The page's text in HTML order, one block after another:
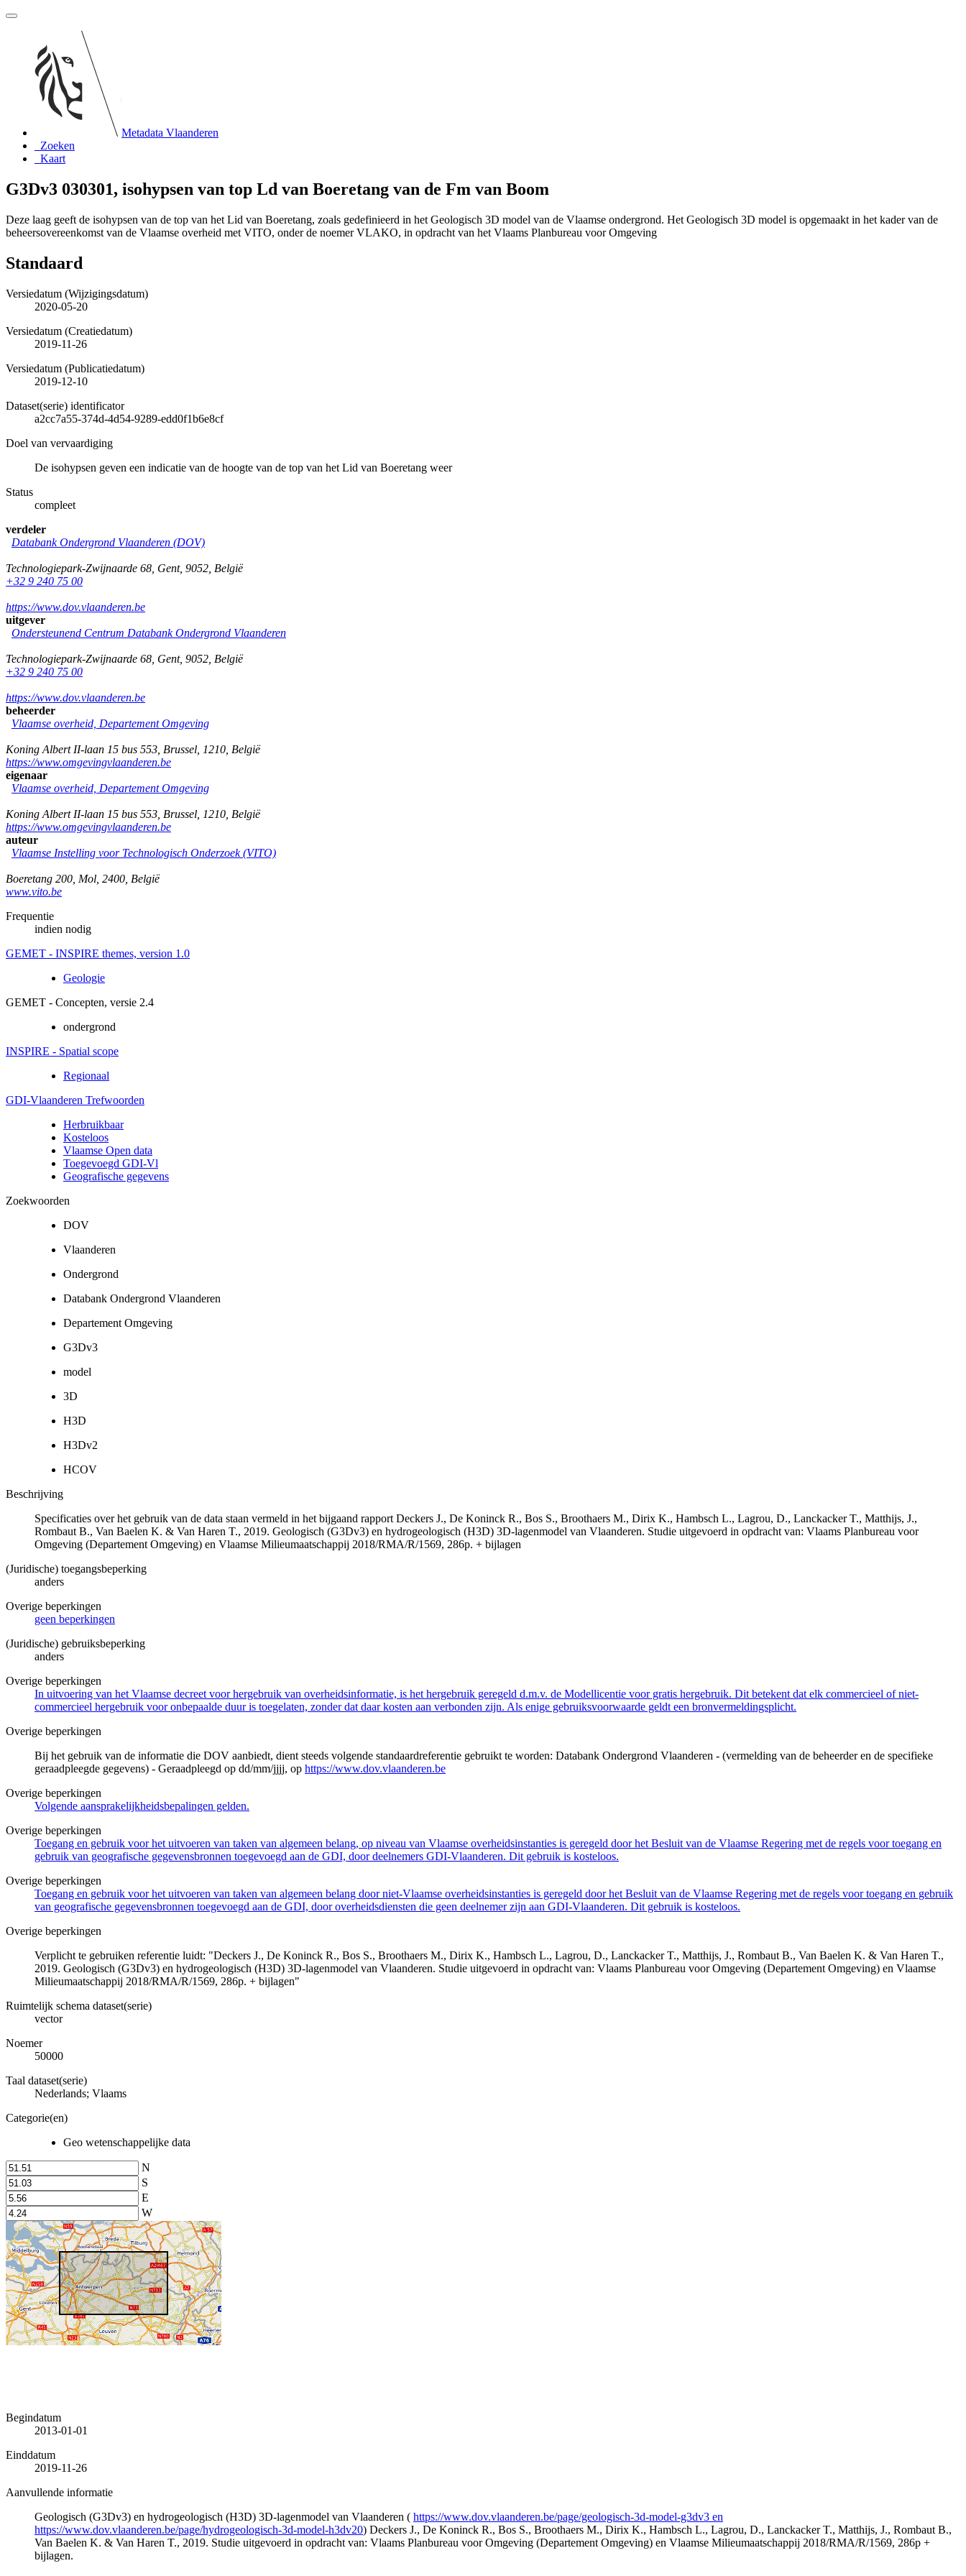
Metadata Vlaanderen
Zoeken
Kaart
G3Dv3 030301, isohypsen van top Ld van Boeretang van de Fm van Boom
Deze laag geeft de isohypsen van de top van het Lid van Boeretang, zoals gedefinieerd in het Geologisch 3D model van de Vlaamse ondergrond. Het Geologisch 3D model is opgemaakt in het kader van de
beheersovereenkomst van de Vlaamse overheid met VITO, onder de noemer VLAKO, in opdracht van het Vlaams Planbureau voor Omgeving
Standaard
Versiedatum (Wijzigingsdatum)
2020-05-20
Versiedatum (Creatiedatum)
2019-11-26
Versiedatum (Publicatiedatum)
2019-12-10
Dataset(serie) identificator
a2cc7a55-374d-4d54-9289-edd0f1b6e8cf
Doel van vervaardiging
De isohypsen geven een indicatie van de hoogte van de top van het Lid van Boeretang weer
Status
compleet
verdeler
Databank Ondergrond Vlaanderen (DOV)
Technologiepark-Zwijnaarde 68 Gent, 9052 België
+32 9 240 75 00
https://www.dov.vlaanderen.be
uitgever
Ondersteunend Centrum Databank Ondergrond Vlaanderen
Technologiepark-Zwijnaarde 68 Gent, 9052 België
+32 9 240 75 00
https://www.dov.vlaanderen.be
beheerder
Vlaamse overheid, Departement Omgeving
Koning Albert II-laan 15 bus 553 Brussel 1210 België
https://www.omgevingvlaanderen.be
eigenaar
Vlaamse overheid, Departement Omgeving
Koning Albert II-laan 15 bus 553 Brussel 1210 België
https://www.omgevingvlaanderen.be
auteur
Vlaamse Instelling voor Technologisch Onderzoek (VITO)
Boeretang 200 Mol 2400 België
www.vito.be
Frequentie
indien nodig
GEMET - INSPIRE themes, version 1.0
Geologie
GEMET - Concepten, versie 2.4
ondergrond
INSPIRE - Spatial scope
Regionaal
GDI-Vlaanderen Trefwoorden
Herbruikbaar
Kosteloos
Vlaamse Open data
Toegevoegd GDI-Vl
Geografische gegevens
Zoekwoorden
DOV
Vlaanderen
Ondergrond
Databank Ondergrond Vlaanderen
Departement Omgeving
G3Dv3
model
3D
H3D
H3Dv2
HCOV
Beschrijving
Specificaties over het gebruik van de data staan vermeld in het bijgaand rapport Deckers J., De Koninck R., Bos S., Broothaers M., Dirix K., Hambsch L., Lagrou, D., Lanckacker T., Matthijs, J.,
Rombaut B., Van Baelen K. & Van Haren T., 2019. Geologisch (G3Dv3) en hydrogeologisch (H3D) 3D-lagenmodel van Vlaanderen. Studie uitgevoerd in opdracht van: Vlaams Planbureau voor
Omgeving (Departement Omgeving) en Vlaamse Milieumaatschappij 2018/RMA/R/1569, 286p. + bijlagen
(Juridische) toegangsbeperking
anders
Overige beperkingen
geen beperkingen
(Juridische) gebruiksbeperking
anders
Overige beperkingen
In uitvoering van het Vlaamse decreet voor hergebruik van overheidsinformatie, is het hergebruik geregeld d.m.v. de Modellicentie voor gratis hergebruik. Dit betekent dat elk commercieel of niet-
commercieel hergebruik voor onbepaalde duur is toegelaten, zonder dat daar kosten aan verbonden zijn. Als enige gebruiksvoorwaarde geldt een bronvermeldingsplicht.
Overige beperkingen
Bij het gebruik van de informatie die DOV aanbiedt, dient steeds volgende standaardreferentie gebruikt te worden: Databank Ondergrond Vlaanderen - (vermelding van de beheerder en de specifieke
geraadpleegde gegevens) - Geraadpleegd op dd/mm/jjjj, op https://www.dov.vlaanderen.be
Overige beperkingen
Volgende aansprakelijkheidsbepalingen gelden.
Overige beperkingen
Toegang en gebruik voor het uitvoeren van taken van algemeen belang, op niveau van Vlaamse overheidsinstanties is geregeld door het Besluit van de Vlaamse Regering met de regels voor toegang en
gebruik van geografische gegevensbronnen toegevoegd aan de GDI, door deelnemers GDI-Vlaanderen. Dit gebruik is kosteloos.
Overige beperkingen
Toegang en gebruik voor het uitvoeren van taken van algemeen belang door niet-Vlaamse overheidsinstanties is geregeld door het Besluit van de Vlaamse Regering met de regels voor toegang en gebruik
van geografische gegevensbronnen toegevoegd aan de GDI, door overheidsdiensten die geen deelnemer zijn aan GDI-Vlaanderen. Dit gebruik is kosteloos.
Overige beperkingen
Verplicht te gebruiken referentie luidt: "Deckers J., De Koninck R., Bos S., Broothaers M., Dirix K., Hambsch L., Lagrou, D., Lanckacker T., Matthijs, J., Rombaut B., Van Baelen K. & Van Haren T.,
2019. Geologisch (G3Dv3) en hydrogeologisch (H3D) 3D-lagenmodel van Vlaanderen. Studie uitgevoerd in opdracht van: Vlaams Planbureau voor Omgeving (Departement Omgeving) en Vlaamse
Milieumaatschappij 2018/RMA/R/1569, 286p. + bijlagen"
Ruimtelijk schema dataset(serie)
vector
Noemer
50000
Taal dataset(serie)
Nederlands; Vlaams
Categorie(en)
Geo wetenschappelijke data
N
S
E
W
Begindatum
2013-01-01
Einddatum
2019-11-26
Aanvullende informatie
Geologisch (G3Dv3) en hydrogeologisch (H3D) 3D-lagenmodel van Vlaanderen ( https://www.dov.vlaanderen.be/page/geologisch-3d-model-g3dv3 en
https://www.dov.vlaanderen.be/page/hydrogeologisch-3d-model-h3dv20) Deckers J., De Koninck R., Bos S., Broothaers M., Dirix K., Hambsch L., Lagrou, D., Lanckacker T., Matthijs, J., Rombaut B.,
Van Baelen K. & Van Haren T., 2019. Studie uitgevoerd in opdracht van: Vlaams Planbureau voor Omgeving (Departement Omgeving) en Vlaamse Milieumaatschappij 2018/RMA/R/1569, 286p +
bijlagen.